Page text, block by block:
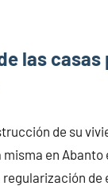
las
de su
en Abanto
de